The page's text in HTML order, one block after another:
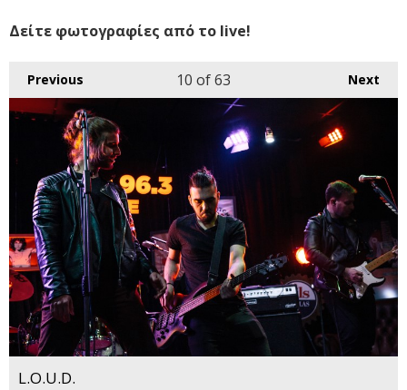
Δείτε φωτογραφίες από το live!
Previous Next
10 of 63
L.O.U.D.